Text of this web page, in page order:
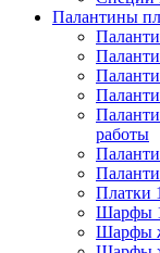
Палантины
работы
Платки
Шарфы
Шарфы